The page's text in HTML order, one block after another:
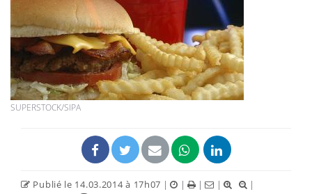
SUPERSTOCK/SIPA
Publié le 14.03.2014 à 17h07 | | | |
|